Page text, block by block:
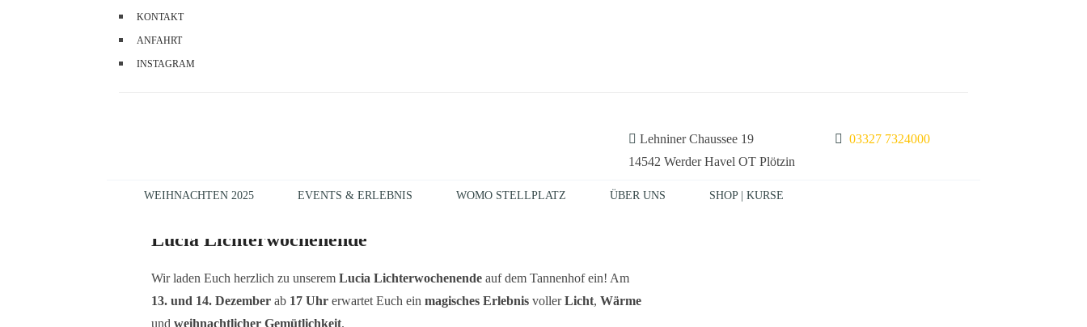
KONTAKT
ANFAHRT
INSTAGRAM
Lehniner Chaussee 19
14542 Werder Havel OT Plötzin
03327 7324000
WEIHNACHTEN 2025 EVENTS & ERLEBNIS WOMO STELLPLATZ ÜBER UNS SHOP | KURSE
Lucia Lichterwochenende
Wir laden Euch herzlich zu unserem Lucia Lichterwochenende auf dem Tannenhof ein! Am
13. und 14. Dezember ab 17 Uhr erwartet Euch ein magisches Erlebnis vollerLicht, Wärme
und weihnachtlicher Gemütlichkeit.